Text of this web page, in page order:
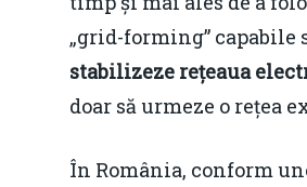
„grid-forming” capabile
stabilizeze rețeaua
doar să urmeze o rețea
În România, conform